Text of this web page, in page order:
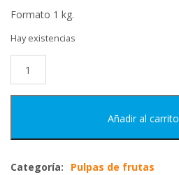
Formato 1 kg.
Hay existencias
Añadir al carrito
Categoría: Pulpas de frutas